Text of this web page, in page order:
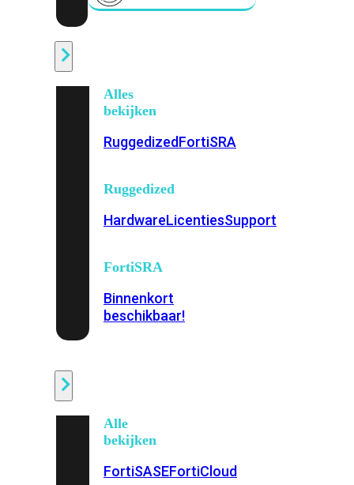
Alles
bekijken
RuggedizedFortiSRA
Ruggedized
HardwareLicentiesSupport
FortiSRA
Binnenkort
beschikbaar!
Alle
bekijken
FortiSASEFortiCloud